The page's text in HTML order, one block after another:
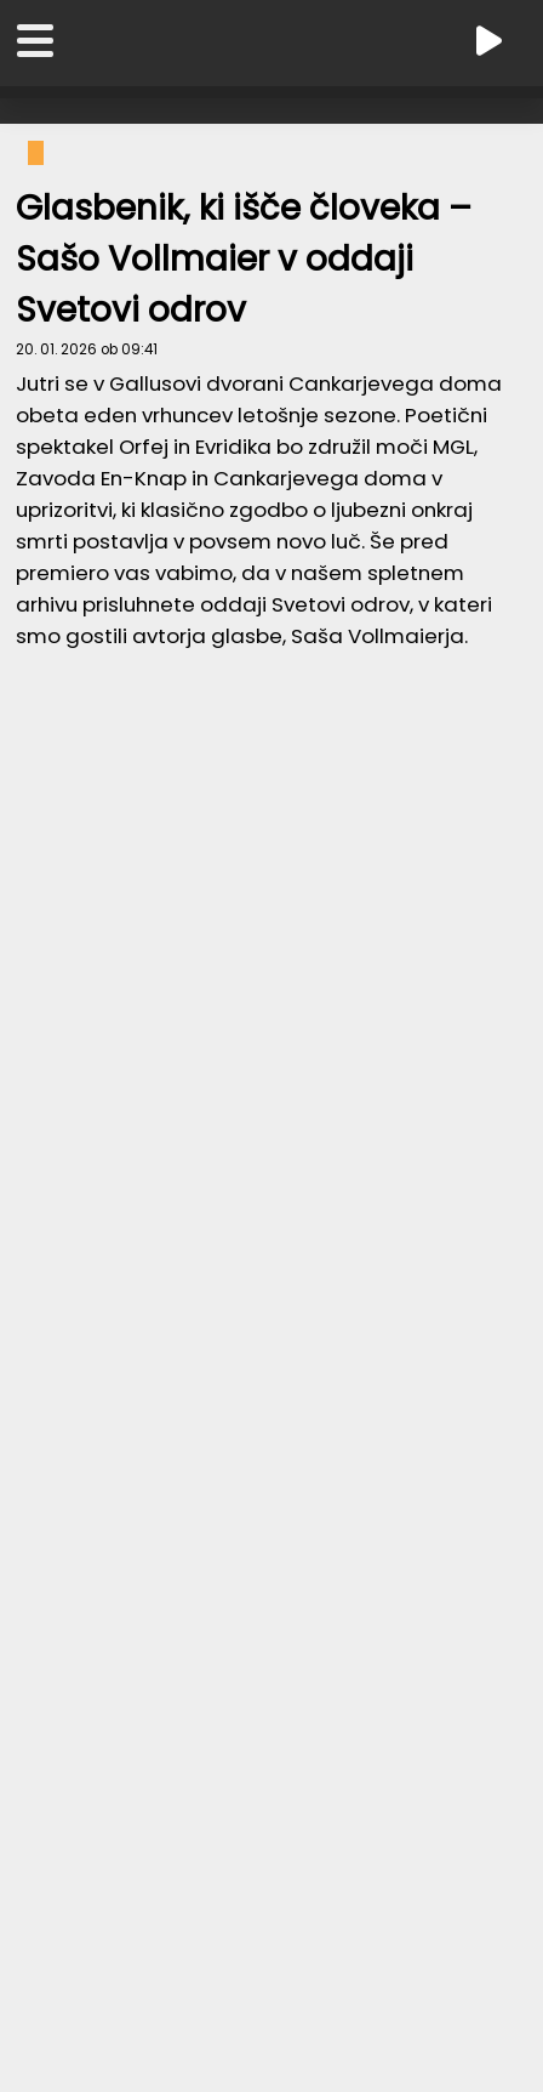
Glasbenik, ki išče človeka –
Sašo Vollmaier v oddaji
Svetovi odrov
20. 01. 2026 ob 09:41
Jutri se v Gallusovi dvorani Cankarjevega doma
obeta eden vrhuncev letošnje sezone. Poetični
spektakel Orfej in Evridika bo združil moči MGL,
Zavoda En-Knap in Cankarjevega doma v
uprizoritvi, ki klasično zgodbo o ljubezni onkraj
smrti postavlja v povsem novo luč. Še pred
premiero vas vabimo, da v našem spletnem
arhivu prisluhnete oddaji Svetovi odrov, v kateri
smo gostili avtorja glasbe, Saša Vollmaierja.